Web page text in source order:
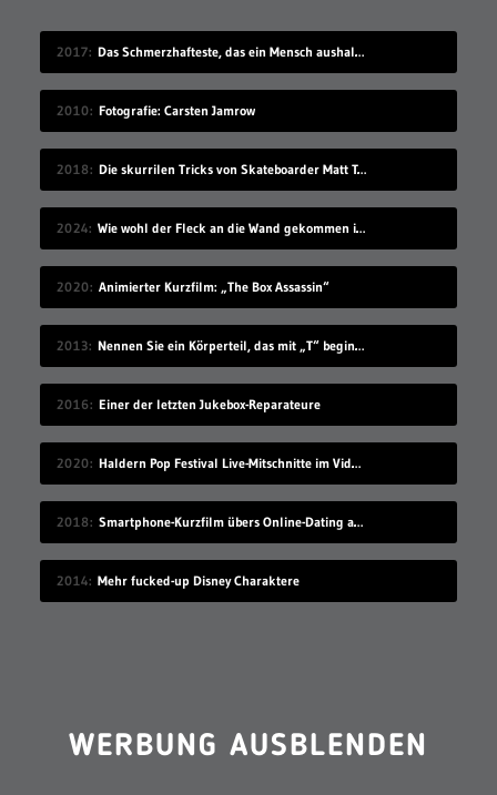
2017 Das Schmerzhafteste, das ein Mensch aushalten kann
2010 Fotografie: Carsten Jamrow
2018 Die skurrilen Tricks von Skateboarder Matt Tomasello
2024 Wie wohl der Fleck an die Wand gekommen ist?
2020 Animierter Kurzfilm: „The Box Assassin“
2013 Nennen Sie ein Körperteil, das mit „T“ beginnt
2016 Einer der letzten Jukebox-Reparateure
2020 Haldern Pop Festival Live-Mitschnitte im Videostream (2008-2019)
2018 Smartphone-Kurzfilm übers Online-Dating auf Zugreise
2014 Mehr fucked-up Disney Charaktere
WERBUNG AUSBLENDEN